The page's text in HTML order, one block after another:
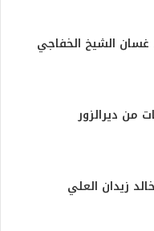
الشيخ الخفاجي
من ديرالزور
زيدان العلي